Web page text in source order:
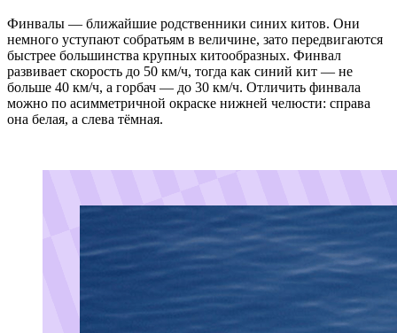
Финвалы — ближайшие родственники синих китов. Они
немного уступают собратьям в величине, зато передвигаются
быстрее большинства крупных китообразных. Финвал
развивает скорость до 50 км/ч, тогда как синий кит — не
больше 40 км/ч, а горбач — до 30 км/ч. Отличить финвала
можно по асимметричной окраске нижней челюсти: справа
она белая, а слева тёмная.